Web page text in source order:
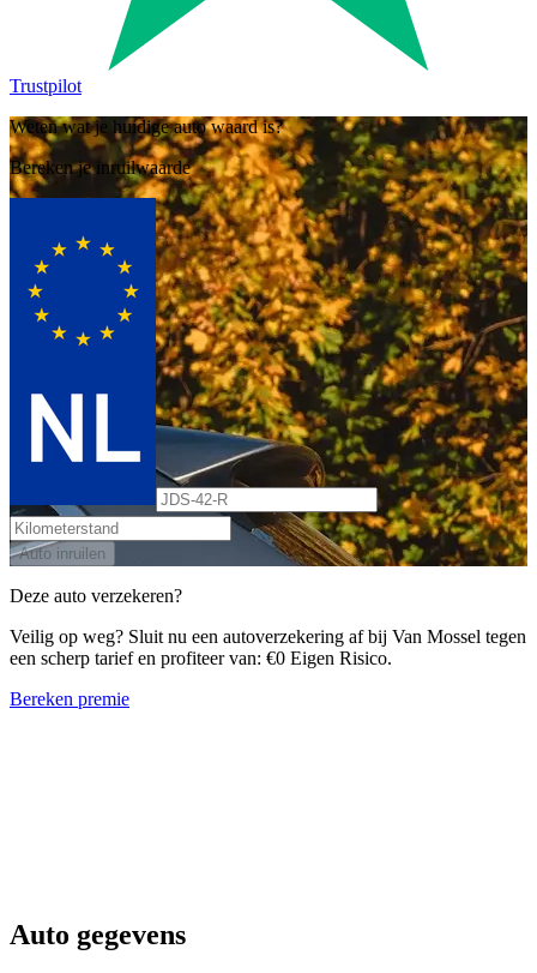
Trustpilot
Weten wat je huidige auto waard is?
Bereken je inruilwaarde
Auto inruilen
Deze auto verzekeren?
Veilig op weg? Sluit nu een autoverzekering af bij Van Mossel tegen
een scherp tarief en profiteer van: €0 Eigen Risico.
Bereken premie
Auto gegevens